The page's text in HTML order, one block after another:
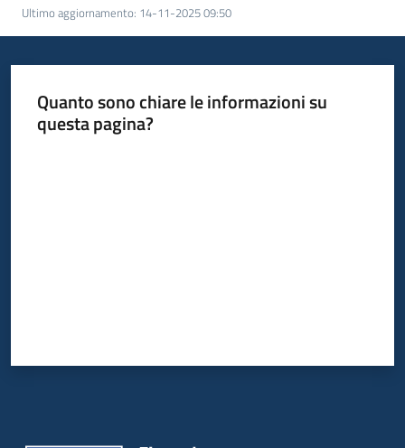
Leggi
Atti
Piani
Ultimo aggiornamento: 14-11-2025 09:50
Quanto sono chiare le informazioni su
questa pagina?